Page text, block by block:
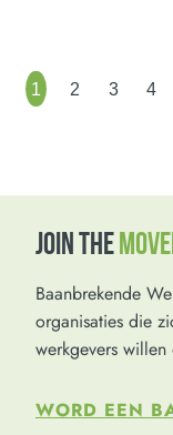
1 2 3 4
JOIN THE
Baanbrekende
organisaties die
werkgevers
WORD EEN